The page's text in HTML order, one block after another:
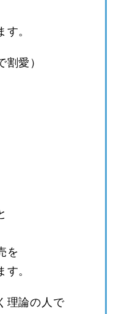
。
割愛）
を
。
理論の人で